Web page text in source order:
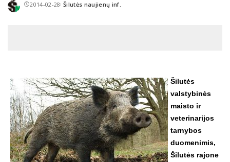
2014-02-28Posted
Šilutės naujienų inf.
Šilutės
valstybinės
maisto ir
veterinarijos
tarnybos
duomenimis,
Šilutės rajone